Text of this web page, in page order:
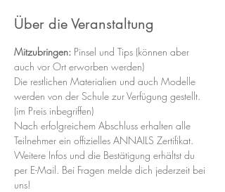
Über die Veranstaltung
Mitzubringen: Pinsel und Tips (können aber
auch vor Ort erworben werden)
Die restlichen Materialien und auch Modelle
werden von der Schule zur Verfügung gestellt.
(im Preis inbegriffen)
Nach erfolgreichem Abschluss erhalten alle
Teilnehmer ein offizielles ANNAILS Zertifikat.
Weitere Infos und die Bestätigung erhältst du
per E-Mail. Bei Fragen melde dich jederzeit bei
uns!